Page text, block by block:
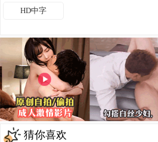
HD中字
猜你喜欢